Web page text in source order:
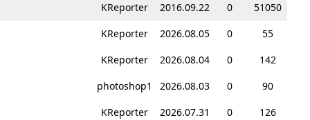
KReporter 2016.09.22 0
51050
KReporter 2026.08.05 0
55
KReporter 2026.08.04 0
142
photoshop1 2026.08.03 0
90
KReporter 2026.07.31 0
126